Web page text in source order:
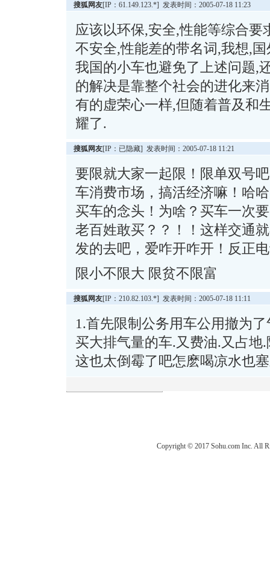
搜狐网友[IP：61.149.123.*] 发表时间：2005-07-18 11:23
应该以环保,安全,性能等综合
不安全,性能差的带名词,我想,
我国的小车也避免了上述问题,
的解决是靠整个社会的进化来
有的虚荣心一样,但随着普及和
耀了.
搜狐网友[IP：已隐藏] 发表时间：2005-07-18 11:21
要限就大家一起限！限单双号
车消费市场，搞活经济嘛！哈
买车的念头！为啥？买车一次
老百姓敢买？？！！这样交通
发的去吧，爱咋开咋开！反正
限小不限大 限贫不限富
搜狐网友[IP：210.82.103.*] 发表时间：2005-07-18 11:11
1.首先限制公务用车公用撤为
买大排气量的车.又费油.又占地
这也太倒霉了吧怎麽喝凉水也
Copyright © 2017 Sohu.com Inc. All